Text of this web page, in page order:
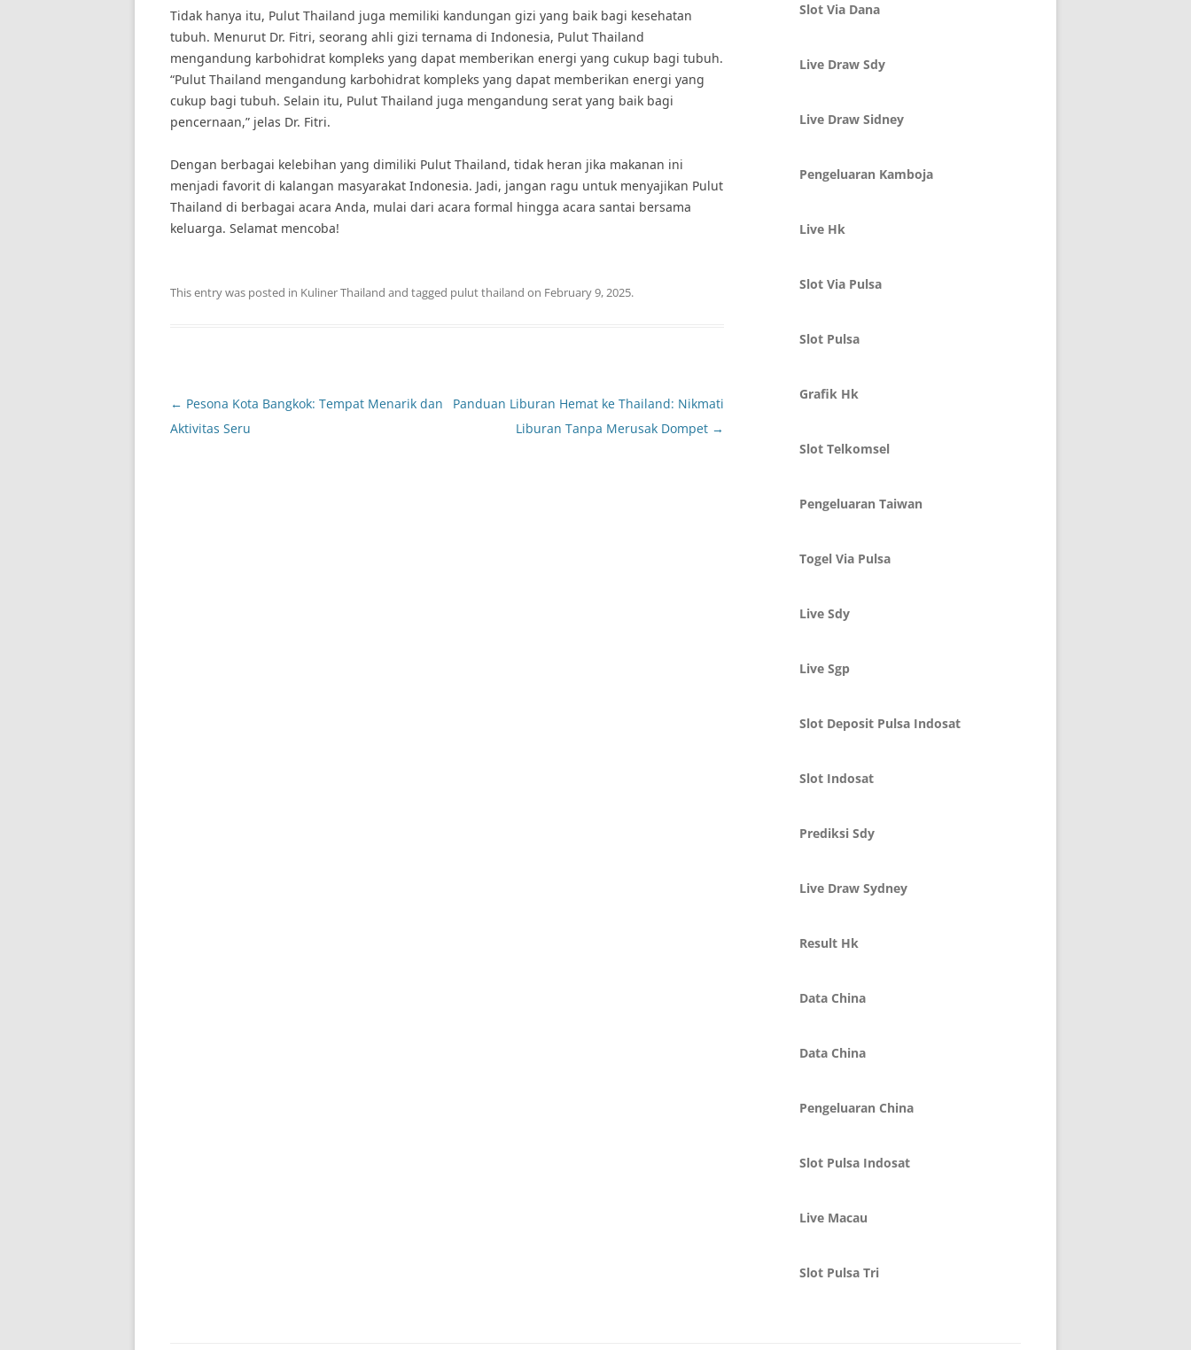
Tidak hanya itu, Pulut Thailand juga memiliki kandungan gizi yang baik bagi kesehatan
tubuh. Menurut Dr. Fitri, seorang ahli gizi ternama di Indonesia, Pulut Thailand
mengandung karbohidrat kompleks yang dapat memberikan energi yang cukup bagi tubuh.
“Pulut Thailand mengandung karbohidrat kompleks yang dapat memberikan energi yang
cukup bagi tubuh. Selain itu, Pulut Thailand juga mengandung serat yang baik bagi
pencernaan,” jelas Dr. Fitri.
Dengan berbagai kelebihan yang dimiliki Pulut Thailand, tidak heran jika makanan ini
menjadi favorit di kalangan masyarakat Indonesia. Jadi, jangan ragu untuk menyajikan Pulut
Thailand di berbagai acara Anda, mulai dari acara formal hingga acara santai bersama
keluarga. Selamat mencoba!
This entry was posted in Kuliner Thailand and tagged pulut thailand on February 9, 2025.
Post
navigation
← Pesona Kota Bangkok: Tempat Menarik dan
Aktivitas Seru
Panduan Liburan Hemat ke Thailand: Nikmati
Liburan Tanpa Merusak Dompet →
Slot Via Dana
Live Draw Sdy
Live Draw Sidney
Pengeluaran Kamboja
Live Hk
Slot Via Pulsa
Slot Pulsa
Grafik Hk
Slot Telkomsel
Pengeluaran Taiwan
Togel Via Pulsa
Live Sdy
Live Sgp
Slot Deposit Pulsa Indosat
Slot Indosat
Prediksi Sdy
Live Draw Sydney
Result Hk
Data China
Data China
Pengeluaran China
Slot Pulsa Indosat
Live Macau
Slot Pulsa Tri